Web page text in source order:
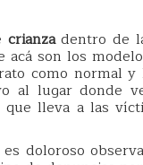
crianzadentro de
son los
como normal
al lugar donde
lleva a las
doloroso